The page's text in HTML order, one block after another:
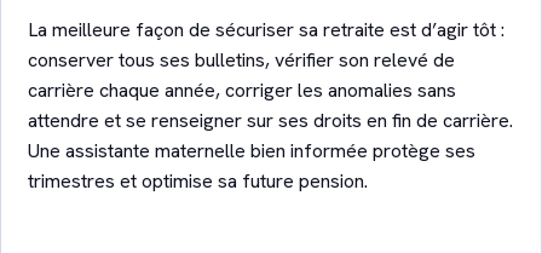
La meilleure façon de sécuriser sa retraite est d’agir tôt :
conserver tous ses bulletins, vérifier son relevé de
carrière chaque année, corriger les anomalies sans
attendre et se renseigner sur ses droits en fin de carrière.
Une assistante maternelle bien informée protège ses
trimestres et optimise sa future pension.